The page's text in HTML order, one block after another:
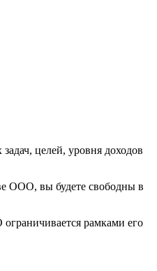
целей, уровня доходов
ООО, вы будете свободны в
рамками его